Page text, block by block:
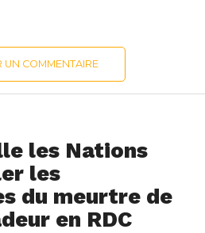
UN COMMENTAIRE
les Nations
les
du meurtre de
en RDC